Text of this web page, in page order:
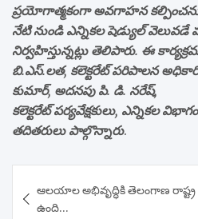
ప్రయోగాత్మకంగా అవగాహన
నేటి నుండి ఎన్నికల షెడ్యుల్ వెలువడే
నిర్వహిస్తున్నట్లు తెలిపారు. ఈ
బి.ఎస్.లత, కలెక్టరేట్ పరిపాలన
కుమార్, అదనపు పి. డి. నరేష్,
కలెక్టరేట్ పర్యవేక్షకులు, ఎన్నికల
తదితరులు పాల్గొన్నారు.
navigation
ఆలయాల అభివృద్ధికి తెలంగాణ రాష్ట్ర
ఉంది…